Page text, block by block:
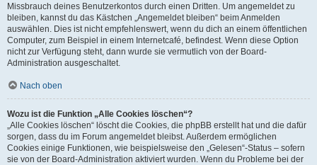
Missbrauch deines Benutzerkontos durch einen Dritten. Um angemeldet zu
bleiben, kannst du das Kästchen „Angemeldet bleiben“ beim Anmelden
auswählen. Dies ist nicht empfehlenswert, wenn du dich an einem öffentlichen
Computer, zum Beispiel in einem Internetcafé, befindest. Wenn diese Option
nicht zur Verfügung steht, dann wurde sie vermutlich von der Board-
Administration ausgeschaltet.
Nach oben
Wozu ist die Funktion „Alle Cookies löschen“?
„Alle Cookies löschen“ löscht die Cookies, die phpBB erstellt hat und die dafür
sorgen, dass du im Forum angemeldet bleibst. Außerdem ermöglichen
Cookies einige Funktionen, wie beispielsweise den „Gelesen“-Status – sofern
sie von der Board-Administration aktiviert wurden. Wenn du Probleme bei der